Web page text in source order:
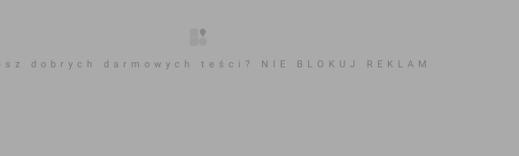
dobrych darmowych teści? NIE BLOKUJ REKLAM